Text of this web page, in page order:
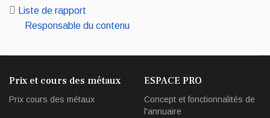
Liste de rapport
Responsable du contenu
Prix et cours des métaux
Prix cours des métaux
ESPACE PRO
Concept et fonctionnalités de
l'annuaire